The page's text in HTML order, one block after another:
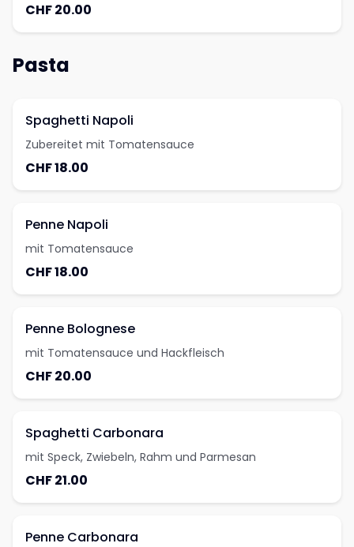
CHF 20.00
Pasta
Spaghetti Napoli
Zubereitet mit Tomatensauce
CHF 18.00
Penne Napoli
mit Tomatensauce
CHF 18.00
Penne Bolognese
mit Tomatensauce und Hackfleisch
CHF 20.00
Spaghetti Carbonara
mit Speck, Zwiebeln, Rahm und Parmesan
CHF 21.00
Penne Carbonara